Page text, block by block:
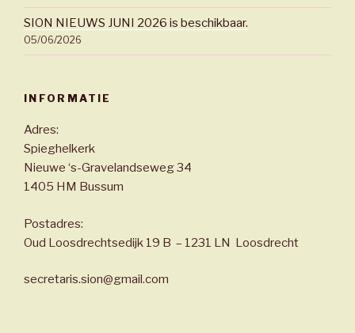
SION NIEUWS JUNI 2026 is beschikbaar.
05/06/2026
INFORMATIE
Adres:
Spieghelkerk
Nieuwe ‘s-Gravelandseweg 34
1405 HM Bussum
Postadres:
Oud Loosdrechtsedijk 19 B – 1231 LN Loosdrecht
secretaris.sion@gmail.com